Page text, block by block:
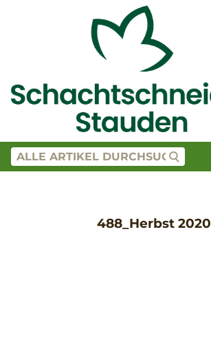
488_Herbst 2020